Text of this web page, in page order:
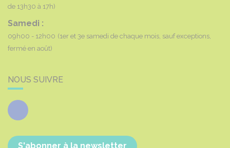
de 13h30 à 17h)
Samedi :
09h00 - 12h00 (1er et 3e samedi de chaque mois, sauf exceptions,
fermé en août)
NOUS SUIVRE
Facebook
S'abonner à la newsletter